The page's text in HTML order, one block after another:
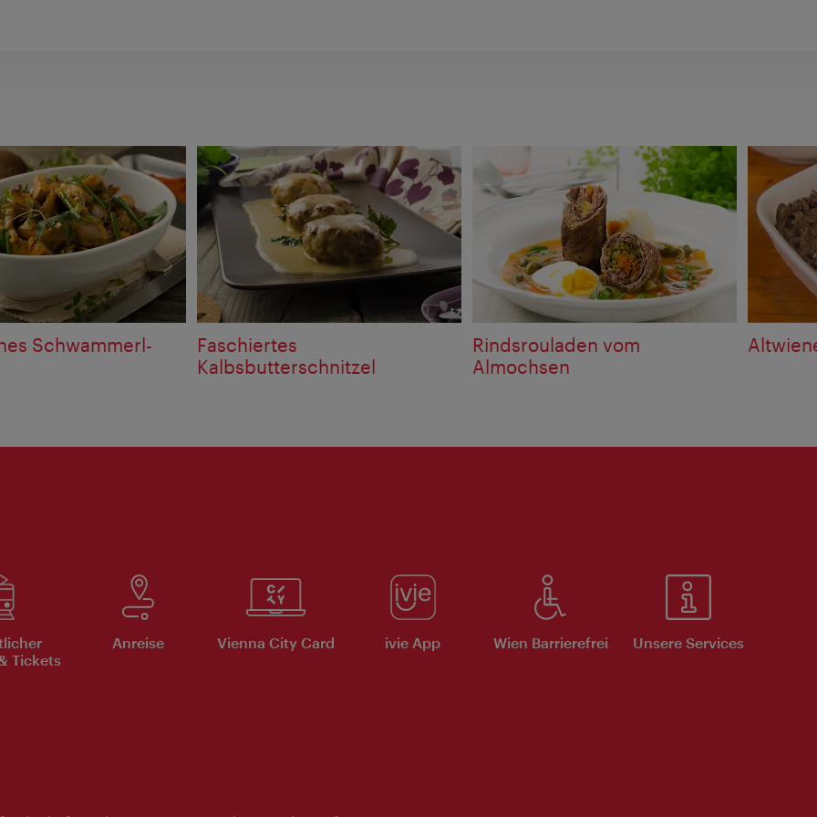
Schwammerl-
Faschiertes
Kalbsbutterschnitzel
Rindsrouladen vom
Almochsen
Tickets
Anreise Vienna City Card ivie App Wien Barrierefrei Unsere Services